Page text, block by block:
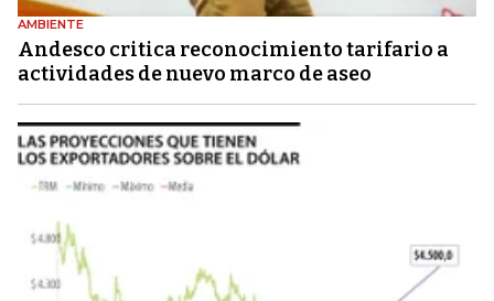
AMBIENTE
Andesco critica reconocimiento tarifario a
actividades de nuevo marco de aseo